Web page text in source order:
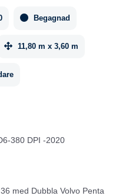
Begagnad
11,80 m x 3,60 m
380 DPI -2020
med Dubbla Volvo Penta